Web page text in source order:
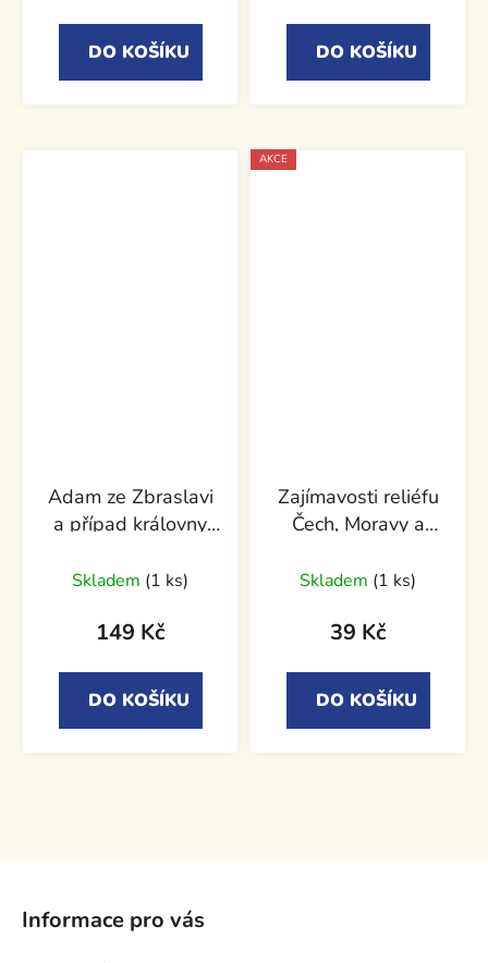
DO KOŠÍKU DO KOŠÍKU
Adam ze Zbraslavi
a případ královny
Skladem (1 ks)
149 Kč
DO KOŠÍKU
AKCE
Zajímavosti reliéfu
Čech, Moravy a
Skladem (1 ks)
39 Kč
DO KOŠÍKU
Informace pro vás